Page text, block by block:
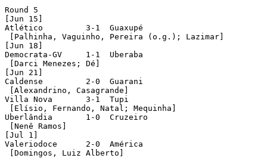
Round 5
[Jun 15]
Atlético	 3-1  Guaxupé
[Palhinha, Vaguinho, Pereira (o.g.); Lazimar]
[Jun 18]
Democrata-GV	 1-1  Uberaba
[Darci Menezes; Dé]
[Jun 21]
Caldense	 2-0  Guarani
[Alexandrino, Casagrande]
Villa Nova	 3-1  Tupi
[Elísio, Fernando, Natal; Mequinha]
Uberlândia	 1-0  Cruzeiro
[Nenê Ramos]
[Jul 1]
Valeriodoce	 2-0  América
[Domingos, Luiz Alberto]